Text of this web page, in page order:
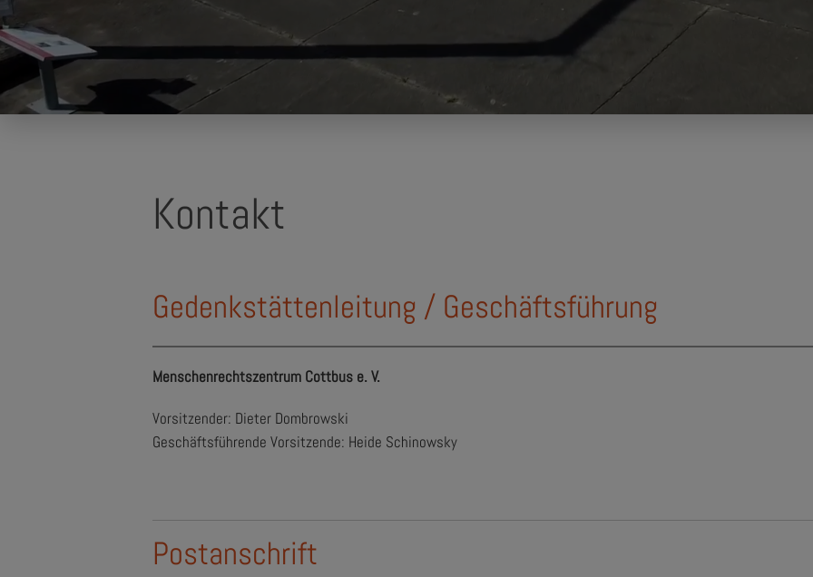
Kontakt
Gedenkstättenleitung / Geschäftsführung
Menschenrechtszentrum Cottbus e. V.
Vorsitzender: Dieter Dombrowski
Geschäftsführende Vorsitzende: Heide Schinowsky
Postanschrift